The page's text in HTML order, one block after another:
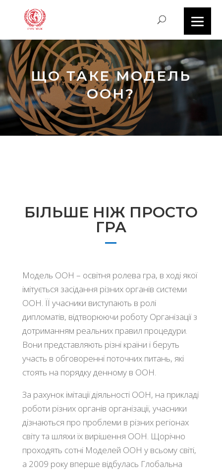
ЩО ТАКЕ МОДЕЛЬ
ООН?
БІЛЬШЕ НІЖ ПРОСТО
ГРА
Модель ООН – освітня ролева гра, в ході якої
імітується засідання різних органів системи
ООН. ЇЇ учасники виступають в ролі
дипломатів, відтворюючи роботу Організації з
дотриманням реальних правил процедури.
Вони представляють різні країни і беруть
участь в обговоренні поточних питань, які
стоять на порядку денному в ООН.
За рахунок імітації діяльності ООН, на прикладі
роботи різних органів організації, учасники
дізнаються про проблеми в різних регіонах
світу та шляхи їх вирішення ООН. Щорічно
проходять сотні Моделей ООН у всьому світі,
а 2009 року вперше відбулась Глобальна